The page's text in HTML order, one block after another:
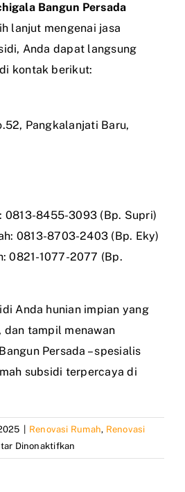
Bangun Persada
lanjut mengenai jasa
Anda dapat langsung
kontak berikut:
Pangkalanjati Baru,
0813-8455-3093 (Bp. Supri)
0813-8703-2403 (Bp. Eky)
0821-1077-2077 (Bp.
Anda hunian impian yang
dan tampil menawan
Persada – spesialis
subsidi terpercaya di
Renovasi Rumah, Renovasi
Dinonaktifkan
Jasa